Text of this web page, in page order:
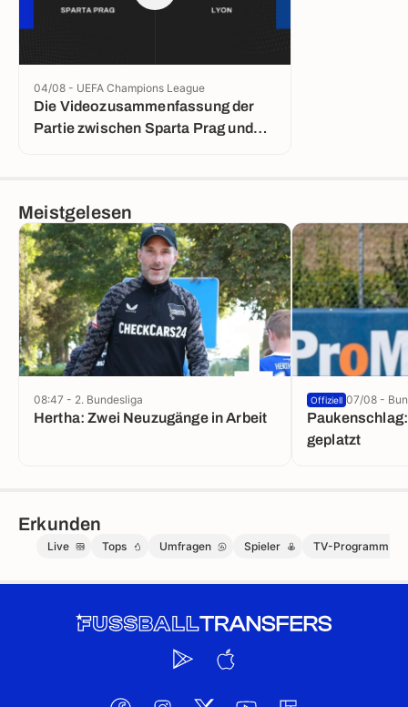
Die Videozusammenfassung der
Partie zwischen Sparta Prag und
04/08 - UEFA Champions League
Meistgelesen
1
Hertha: Zwei Neuzugänge in Arbeit
08:47 - 2. Bundesliga
geplatzt
Offiziell 07/08 -
Erkunden
Live Tops Umfragen Spieler TV-Programm